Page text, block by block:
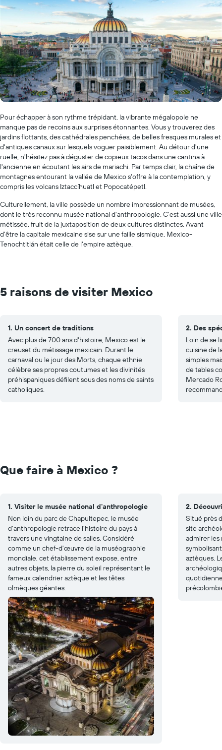
Pour échapper à son rythme trépidant, la vibrante mégalopole ne
manque pas de recoins aux surprises étonnantes. Vous y trouverez des
jardins flottants, des cathédrales penchées, de belles fresques murales et
d'antiques canaux sur lesquels voguer paisiblement. Au détour d'une
ruelle, n'hésitez pas à déguster de copieux tacos dans une cantina à
l'ancienne en écoutant les airs de mariachi. Par temps clair, la chaîne de
montagnes entourant la vallée de Mexico s'offre à la contemplation, y
compris les volcans Iztaccíhuatl et Popocatépetl.
Culturellement, la ville possède un nombre impressionnant de musées,
dont le très reconnu musée national d'anthropologie. C'est aussi une ville
métissée, fruit de la juxtaposition de deux cultures distinctes. Avant
d'être la capitale mexicaine sise sur une faille sismique, Mexico-
Tenochtitlán était celle de l'empire aztèque.
5 raisons de visiter Mexico
1. Un concert de traditions
Avec plus de 700 ans d'histoire, Mexico est le
creuset du métissage mexicain. Durant le
carnaval ou le jour des Morts, chaque ethnie
célèbre ses propres coutumes et les divinités
préhispaniques défilent sous des noms de saints
catholiques.
2. Des
Loin de se
cuisine de
simples
de tables
Mercado
Que faire à Mexico ?
1. Visiter le musée national d'anthropologie
Non loin du parc de Chapultepec, le musée
d'anthropologie retrace l'histoire du pays à
travers une vingtaine de salles. Considéré
comme un chef-d'œuvre de la muséographie
mondiale, cet établissement expose, entre
autres objets, la pierre du soleil représentant le
fameux calendrier aztèque et les têtes
olmèques géantes.
2.
Situé près
site
admirer les
aztèques.